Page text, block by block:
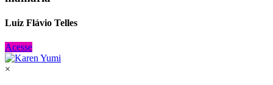
Luiz Flávio Telles
Acesse
×